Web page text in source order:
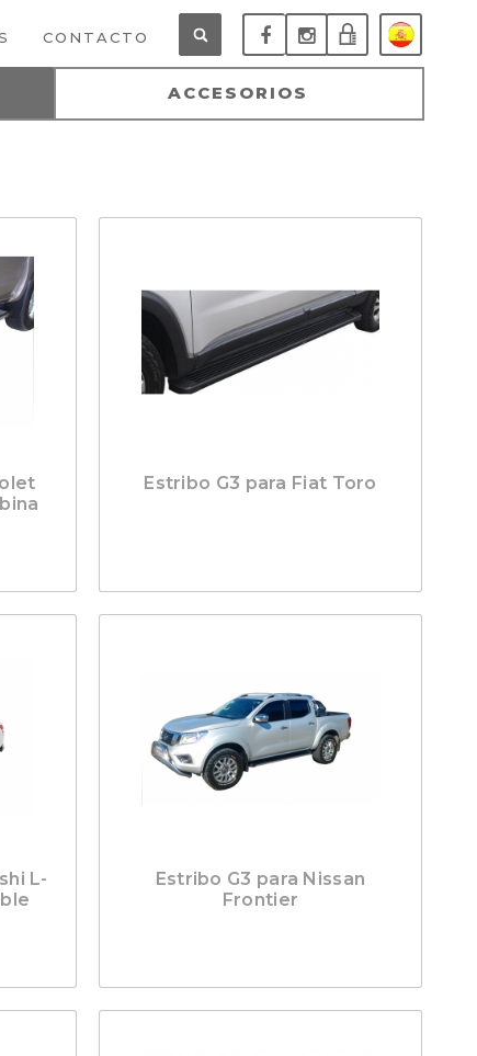
CONTACTO
DE
ACCESORIOS
Estribo G3 para Fiat Toro
L-
Estribo G3 para Nissan
Frontier